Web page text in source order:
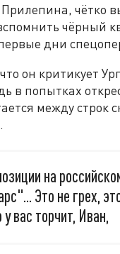
чётко
чёрный
дни
он критикует
в попытках
между строк
на
Это не грех,
вас торчит, Иван,